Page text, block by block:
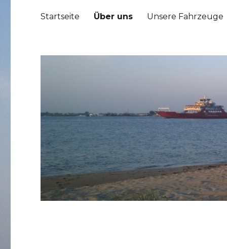
Startseite Über uns Unsere Fahrzeuge